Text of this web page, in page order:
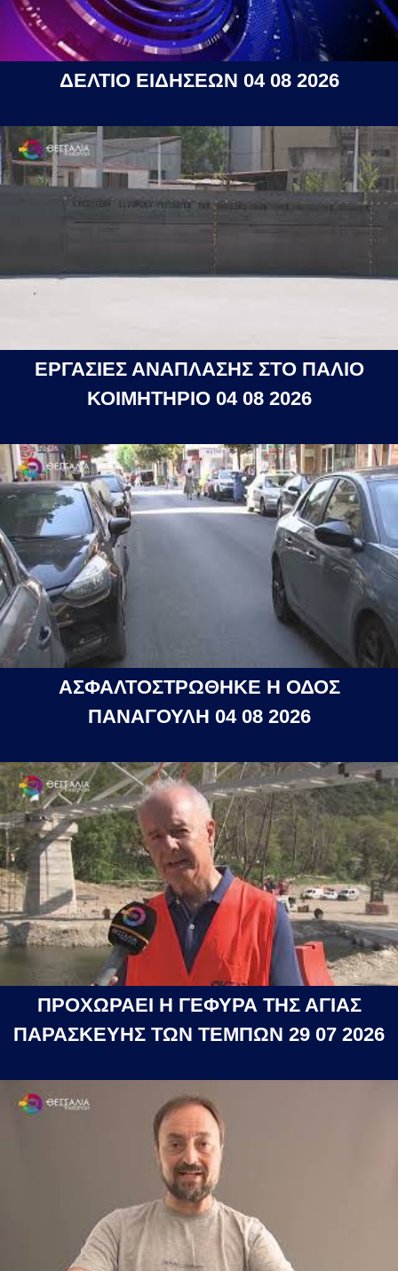
ΔΕΛΤΙΟ ΕΙΔΗΣΕΩΝ 04 08 2026
ΕΡΓΑΣΙΕΣ ΑΝΑΠΛΑΣΗΣ ΣΤΟ ΠΑΛΙΟ
ΚΟΙΜΗΤΗΡΙΟ 04 08 2026
ΑΣΦΑΛΤΟΣΤΡΩΘΗΚΕ Η ΟΔΟΣ
ΠΑΝΑΓΟΥΛΗ 04 08 2026
ΠΡΟΧΩΡΑΕΙ Η ΓΕΦΥΡΑ ΤΗΣ ΑΓΙΑΣ
ΠΑΡΑΣΚΕΥΗΣ ΤΩΝ ΤΕΜΠΩΝ 29 07 2026